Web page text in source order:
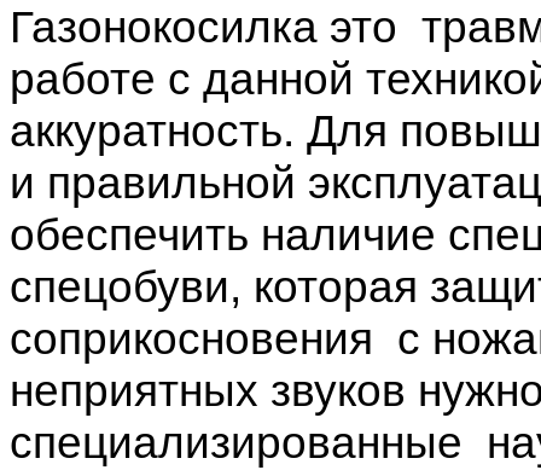
Газонокосилка это
работе с данной
аккуратность. Для
и правильной
обеспечить наличие
спецобуви, которая
соприкосновения с
неприятных звуков
специализированные